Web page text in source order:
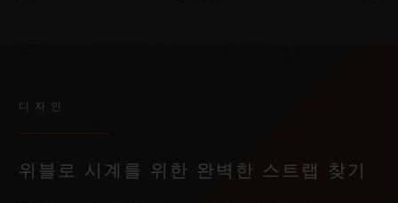
디자인
위블로 시계를 위한 완벽한 스트랩 찾기